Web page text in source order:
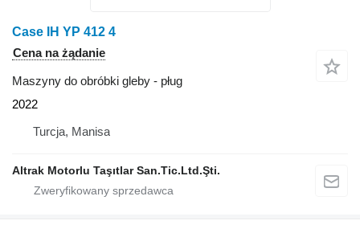
Case IH YP 412 4
Cena na żądanie
Maszyny do obróbki gleby - pług
2022
Turcja, Manisa
Altrak Motorlu Taşıtlar San.Tic.Ltd.Şti.